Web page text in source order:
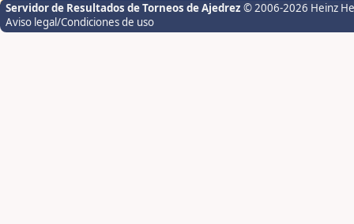
Servidor de Resultados de Torneos de Ajedrez © 2006-2026 Heinz
Aviso legal/Condiciones de uso